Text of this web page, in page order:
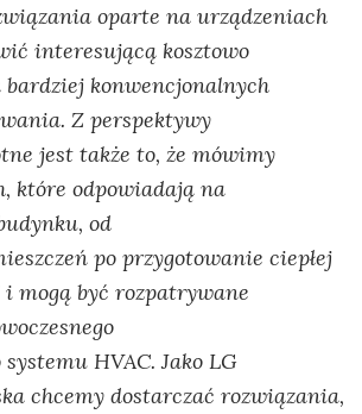
oparte na urządzeniach
interesującą kosztowo
konwencjonalnych
Z perspektywy
jest także to, że mówimy
które odpowiadają na
od
po przygotowanie ciepłej
mogą być rozpatrywane
HVAC. Jako LG
chcemy dostarczać rozwiązania,